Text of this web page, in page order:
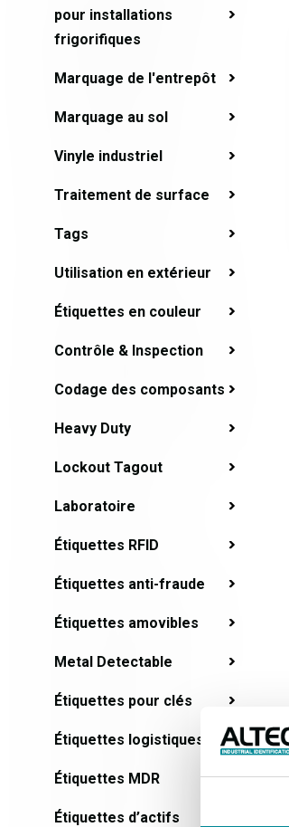
pour installations
frigorifiques
Marquage de l'entrepôt
Marquage au sol
Vinyle industriel
Traitement de surface
Tags
Utilisation en extérieur
Étiquettes en couleur
Contrôle & Inspection
Codage des composants
Heavy Duty
Lockout Tagout
Laboratoire
Étiquettes RFID
Étiquettes anti-fraude
Étiquettes amovibles
Metal Detectable
Étiquettes pour clés
Étiquettes logistiques
Étiquettes MDR
Étiquettes d’actifs